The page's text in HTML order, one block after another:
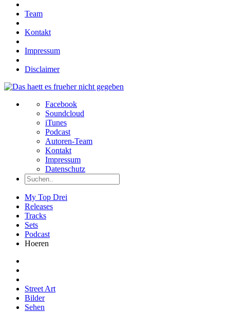
Team
Kontakt
Impressum
Disclaimer
Facebook
Soundcloud
iTunes
Podcast
Autoren-Team
Kontakt
Impressum
Datenschutz
My Top Drei
Releases
Tracks
Sets
Podcast
Hoeren
Street Art
Bilder
Sehen